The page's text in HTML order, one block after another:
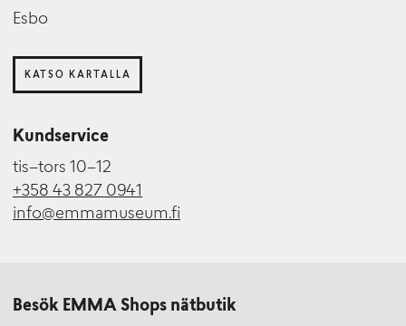
Esbo
KATSO KARTALLA
Kundservice
tis–tors 10–12
+358 43 827 0941
info@emmamuseum.fi
Besök EMMA Shops nätbutik